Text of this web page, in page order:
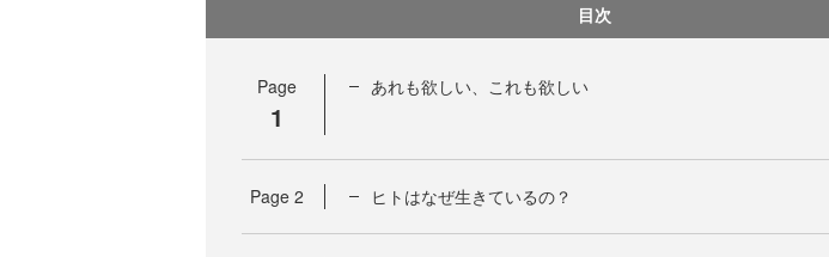
目次
Page
1
あれも欲しい、これも欲しい
Page 2 ヒトはなぜ生きているの？